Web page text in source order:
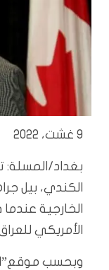
9 غشت، 2022
بغداد/المسلة:
الكندي، بيل
الخارجية
الأمريكي للعراق